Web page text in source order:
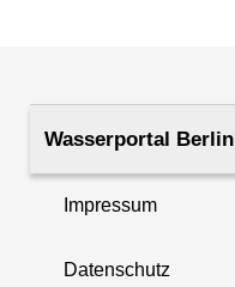
Wasserportal Berlin
Impressum
Datenschutz